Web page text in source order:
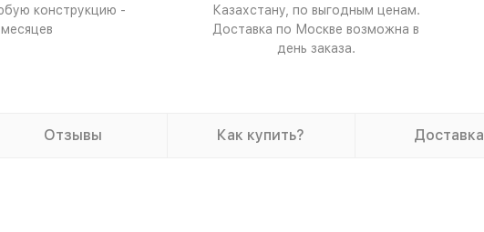
конструкцию -
Казахстану, по выгодным ценам.
Доставка по Москве возможна в
день заказа.
Отзывы Как купить? Доставка